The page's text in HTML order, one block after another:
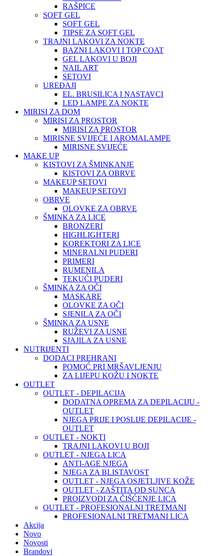
RAŠPICE
SOFT GEL
SOFT GEL
TIPSE ZA SOFT GEL
TRAJNI LAKOVI ZA NOKTE
BAZNI LAKOVI I TOP COAT
GEL LAKOVI U BOJI
NAIL ART
SETOVI
UREĐAJI
EL. BRUSILICA I NASTAVCI
LED LAMPE ZA NOKTE
MIRISI ZA DOM
MIRISI ZA PROSTOR
MIRISI ZA PROSTOR
MIRISNE SVIJEĆE I AROMALAMPE
MIRISNE SVIJEĆE
MAKE UP
KISTOVI ZA ŠMINKANJE
KISTOVI ZA OBRVE
MAKEUP SETOVI
MAKEUP SETOVI
OBRVE
OLOVKE ZA OBRVE
ŠMINKA ZA LICE
BRONZERI
HIGHLIGHTERI
KOREKTORI ZA LICE
MINERALNI PUDERI
PRIMERI
RUMENILA
TEKUĆI PUDERI
ŠMINKA ZA OČI
MASKARE
OLOVKE ZA OČI
SJENILA ZA OČI
ŠMINKA ZA USNE
RUŽEVI ZA USNE
SJAJILA ZA USNE
NUTRIJENTI
DODACI PREHRANI
POMOĆ PRI MRŠAVLJENJU
ZA LIJEPU KOŽU I NOKTE
OUTLET
OUTLET - DEPILACIJA
DODATNA OPREMA ZA DEPILACIJU -
OUTLET
NJEGA PRIJE I POSLIJE DEPILACIJE -
OUTLET
OUTLET - NOKTI
TRAJNI LAKOVI U BOJI
OUTLET - NJEGA LICA
ANTI-AGE NJEGA
NJEGA ZA BLISTAVOST
OUTLET - NJEGA OSJETLJIVE KOŽE
OUTLET - ZAŠTITA OD SUNCA
PROIZVODI ZA ČIŠĆENJE LICA
OUTLET - PROFESIONALNI TRETMANI
PROFESIONALNI TRETMANI LICA
Akcija
Novo
Novosti
Brandovi